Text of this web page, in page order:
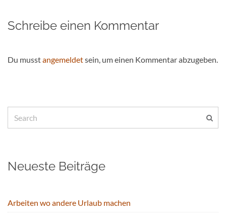
Schreibe einen Kommentar
Du musstangemeldetsein, um einen Kommentar abzugeben.
Neueste Beiträge
Arbeiten wo andere Urlaub machen